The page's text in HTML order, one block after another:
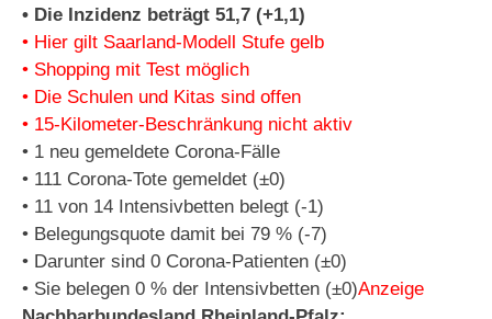
• Die Inzidenz beträgt 51,7 (+1,1)
• Hier gilt Saarland-Modell Stufe gelb
• Shopping mit Test möglich
• Die Schulen und Kitas sind offen
• 15-Kilometer-Beschränkung nicht aktiv
• 1 neu gemeldete Corona-Fälle
• 111 Corona-Tote gemeldet (±0)
• 11 von 14 Intensivbetten belegt (-1)
• Belegungsquote damit bei 79 % (-7)
• Darunter sind 0 Corona-Patienten (±0)
• Sie belegen 0 % der Intensivbetten (±0)Anzeige